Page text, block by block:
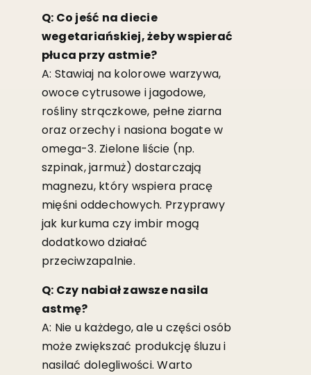
Q: Co jeść na diecie
wegetariańskiej, żeby wspierać
płuca przy astmie?
A: Stawiaj na kolorowe warzywa,
owoce cytrusowe i jagodowe,
rośliny strączkowe, pełne ziarna
oraz orzechy i nasiona bogate w
omega-3. Zielone liście (np.
szpinak, jarmuż) dostarczają
magnezu, który wspiera pracę
mięśni oddechowych. Przyprawy
jak kurkuma czy imbir mogą
dodatkowo działać
przeciwzapalnie.
Q: Czy nabiał zawsze nasila
astmę?
A: Nie u każdego, ale u części osób
może zwiększać produkcję śluzu i
nasilać dolegliwości. Warto